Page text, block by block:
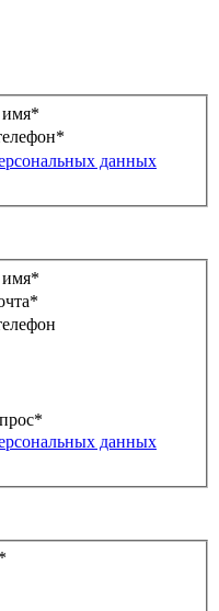
*
*
данных
*
*
*
данных
*